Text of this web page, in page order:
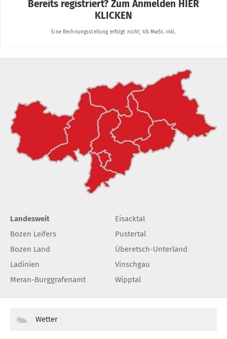
Landesweit
Bozen Leifers
Bozen Land
Ladinien
Meran-Burggrafenamt
Eisacktal
Pustertal
Überetsch-Unterland
Vinschgau
Wipptal
Wetter